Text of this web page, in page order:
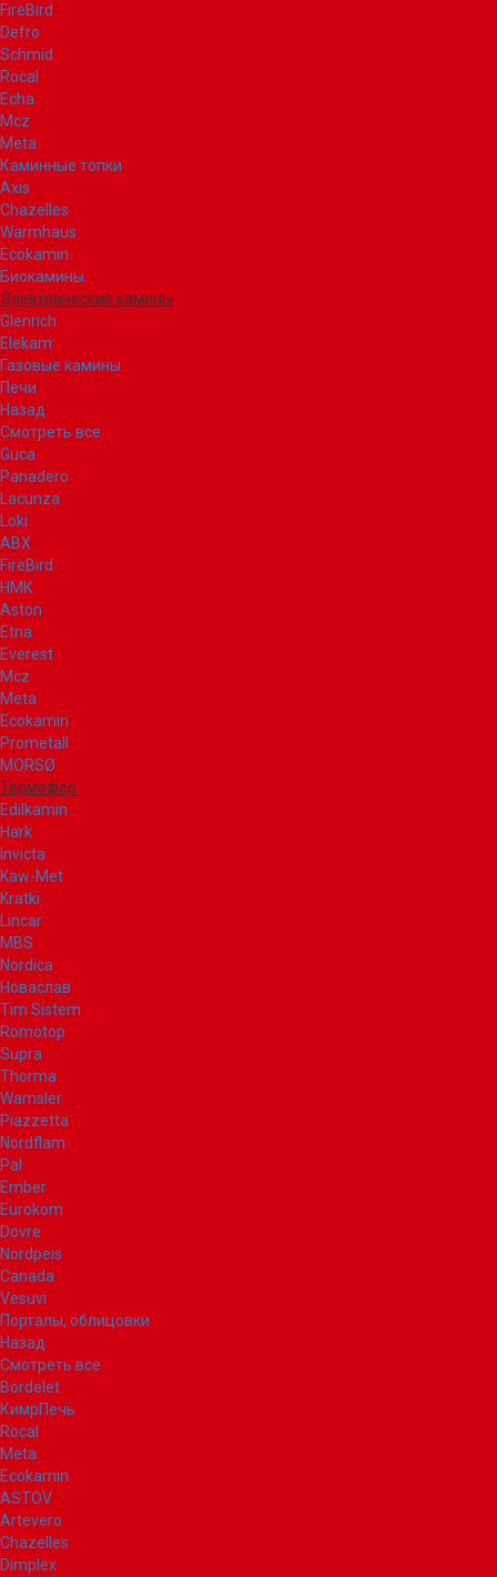
FireBird
Defro
Schmid
Rocal
Echa
Mcz
Meta
Каминные топки
Axis
Chazelles
Warmhaus
Ecokamin
Биокамины
Электрические камины
Glenrich
Elekam
Газовые камины
Печи
Назад
Смотреть все
Guca
Panadero
Lacunza
Loki
ABX
FireBird
НМК
Aston
Etna
Everest
Mcz
Meta
Ecokamin
Prometall
MORSØ
Термофор
Edilkamin
Hark
Invicta
Kaw-Met
Kratki
Lincar
MBS
Nordica
Новаслав
Tim Sistem
Romotop
Supra
Thorma
Wamsler
Piazzetta
Nordflam
Pal
Ember
Eurokom
Dovre
Nordpeis
Canada
Vesuvi
Порталы, облицовки
Назад
Смотреть все
Bordelet
КимрПечь
Rocal
Meta
Ecokamin
ASTOV
Artevero
Chazelles
Dimplex